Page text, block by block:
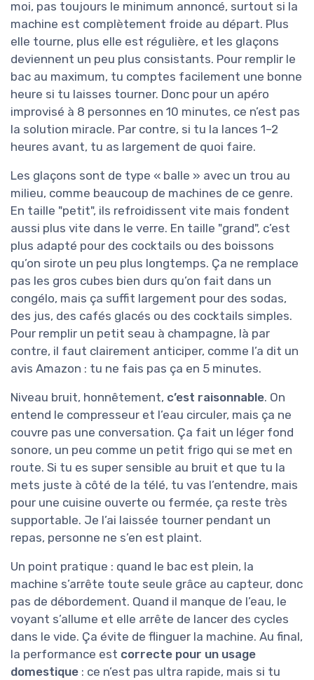
moi, pas toujours le minimum annoncé, surtout si la
machine est complètement froide au départ. Plus
elle tourne, plus elle est régulière, et les glaçons
deviennent un peu plus consistants. Pour remplir le
bac au maximum, tu comptes facilement une bonne
heure si tu laisses tourner. Donc pour un apéro
improvisé à 8 personnes en 10 minutes, ce n’est pas
la solution miracle. Par contre, si tu la lances 1–2
heures avant, tu as largement de quoi faire.
Les glaçons sont de type « balle » avec un trou au
milieu, comme beaucoup de machines de ce genre.
En taille "petit", ils refroidissent vite mais fondent
aussi plus vite dans le verre. En taille "grand", c’est
plus adapté pour des cocktails ou des boissons
qu’on sirote un peu plus longtemps. Ça ne remplace
pas les gros cubes bien durs qu’on fait dans un
congélo, mais ça suffit largement pour des sodas,
des jus, des cafés glacés ou des cocktails simples.
Pour remplir un petit seau à champagne, là par
contre, il faut clairement anticiper, comme l’a dit un
avis Amazon : tu ne fais pas ça en 5 minutes.
Niveau bruit, honnêtement, c’est raisonnable. On
entend le compresseur et l’eau circuler, mais ça ne
couvre pas une conversation. Ça fait un léger fond
sonore, un peu comme un petit frigo qui se met en
route. Si tu es super sensible au bruit et que tu la
mets juste à côté de la télé, tu vas l’entendre, mais
pour une cuisine ouverte ou fermée, ça reste très
supportable. Je l’ai laissée tourner pendant un
repas, personne ne s’en est plaint.
Un point pratique : quand le bac est plein, la
machine s’arrête toute seule grâce au capteur, donc
pas de débordement. Quand il manque de l’eau, le
voyant s’allume et elle arrête de lancer des cycles
dans le vide. Ça évite de flinguer la machine. Au final,
la performance est correcte pour un usage
domestique : ce n’est pas ultra rapide, mais si tu